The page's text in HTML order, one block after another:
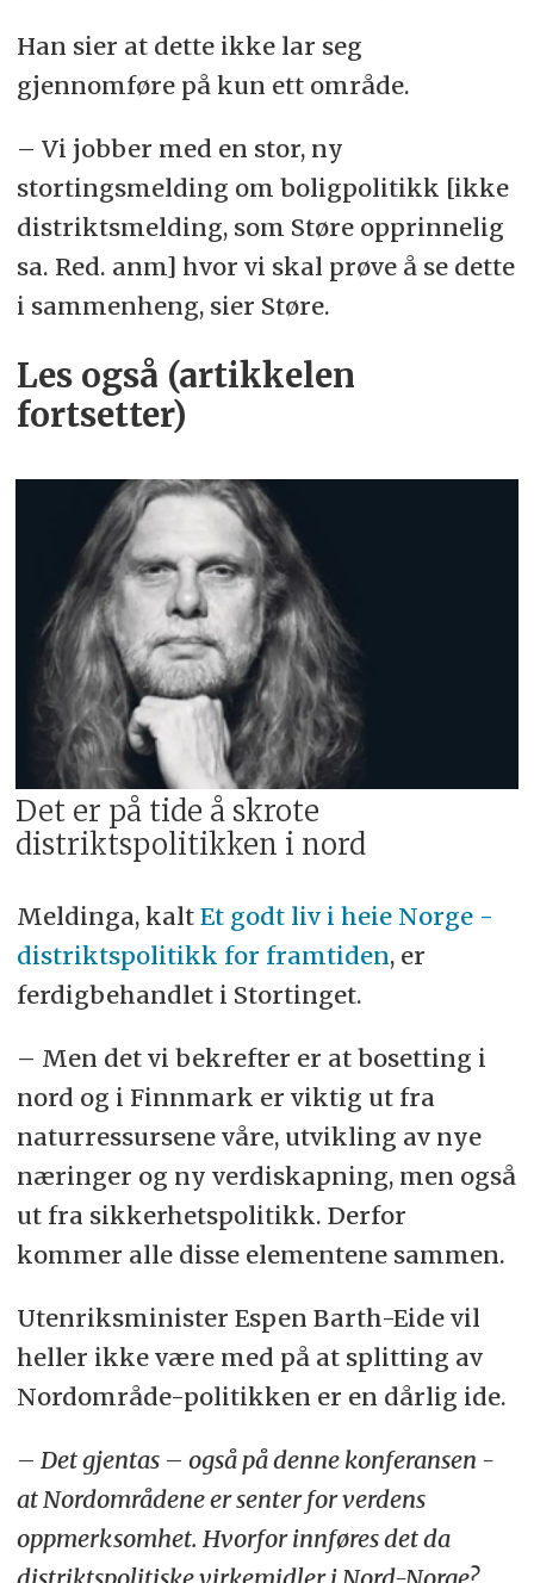
Han sier at dette ikke lar seg
gjennomføre på kun ett område.
– Vi jobber med en stor, ny
stortingsmelding om boligpolitikk [ikke
distriktsmelding, som Støre opprinnelig
sa. Red. anm] hvor vi skal prøve å se dette
i sammenheng, sier Støre.
Les også (artikkelen
fortsetter)
Det er på tide å skrote
distriktspolitikken i nord
Meldinga, kalt Et godt liv i heie Norge -
distriktspolitikk for framtiden, er
ferdigbehandlet i Stortinget.
– Men det vi bekrefter er at bosetting i
nord og i Finnmark er viktig ut fra
naturressursene våre, utvikling av nye
næringer og ny verdiskapning, men også
ut fra sikkerhetspolitikk. Derfor
kommer alle disse elementene sammen.
Utenriksminister Espen Barth-Eide vil
heller ikke være med på at splitting av
Nordområde-politikken er en dårlig ide.
– Det gjentas – også på denne konferansen -
at Nordområdene er senter for verdens
oppmerksomhet. Hvorfor innføres det da